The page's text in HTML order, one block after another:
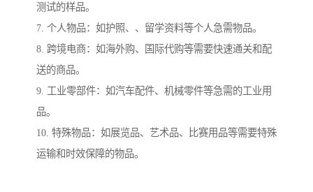
测试的样品。
7. 个人物品：如护照、、留学资料等个人急需物品。
8. 跨境电商：如海外购、国际代购等需要快速通关和配
送的商品。
9. 工业零部件：如汽车配件、机械零件等急需的工业用
品。
10. 特殊物品：如展览品、艺术品、比赛用品等需要特殊
运输和时效保障的物品。